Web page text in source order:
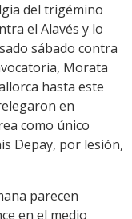
del trigémino
el Alavés y lo
sábado contra
Morata
hasta este
en
como único
Depay, por lesión,
parecen
en el medio